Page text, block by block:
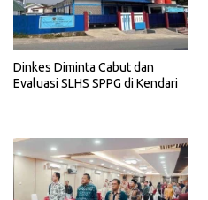
Dinkes Diminta Cabut dan
Evaluasi SLHS SPPG di Kendari